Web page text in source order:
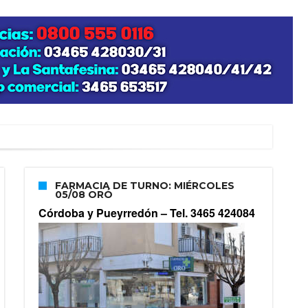
FARMACIA DE TURNO: MIÉRCOLES
05/08 ORÓ
Córdoba y Pueyrredón –Tel. 3465 424084